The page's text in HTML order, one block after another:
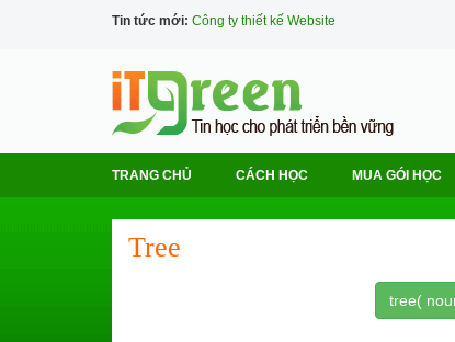
Tin tức mới: Công ty thiết kế Website
TRANG CHỦ CÁCH HỌC MUA GÓI HỌC
Tree
tree(